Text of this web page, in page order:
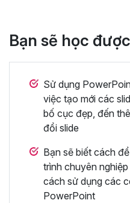
Bạn sẽ học
Sử dụng
việc tạo mới các
bố cục đẹp, đến
đổi slide
Bạn sẽ biết cách
trình chuyên
cách sử dụng các
PowerPoint